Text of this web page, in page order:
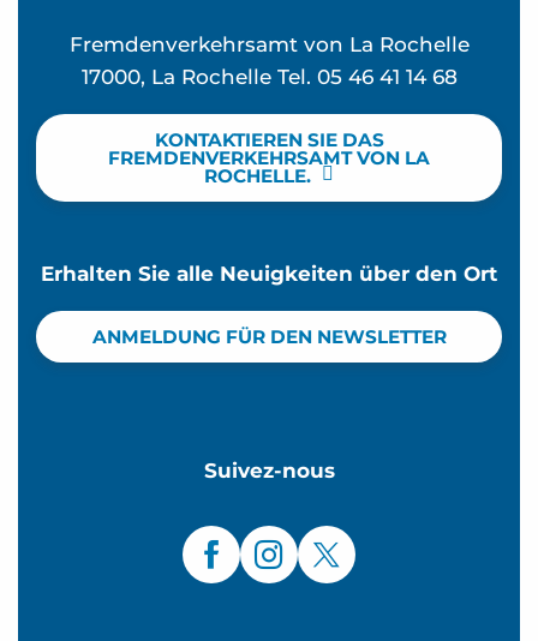
Fremdenverkehrsamt von La Rochelle
17000, La Rochelle Tel. 05 46 41 14 68
KONTAKTIEREN SIE DAS
FREMDENVERKEHRSAMT VON LA
ROCHELLE.
Erhalten Sie alle Neuigkeiten über den Ort
ANMELDUNG FÜR DEN NEWSLETTER
Suivez-nous